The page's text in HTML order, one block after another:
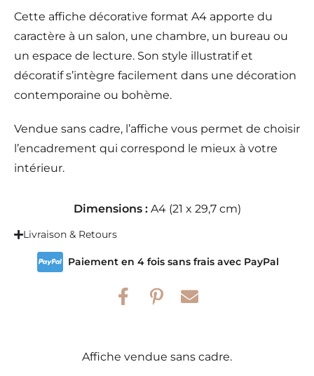
Cette affiche décorative format A4 apporte du
caractère à un salon, une chambre, un bureau ou
un espace de lecture. Son style illustratif et
décoratif s’intègre facilement dans une décoration
contemporaine ou bohème.
Vendue sans cadre, l’affiche vous permet de choisir
l’encadrement qui correspond le mieux à votre
intérieur.
Dimensions :A4 (21 x 29,7 cm)
Livraison & Retours
Paiement en 4 fois sans frais avec PayPal
Affiche vendue sans cadre.